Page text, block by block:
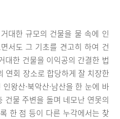
대한 규모의 건물을 물 속에 인
서도 그 기초를 견고히 하여 건
대한 건물을 이익공의 간결한 법
연회 장소로 합당하게 잘 치장한
왕산·북악산·남산을 한 눈에 바
건물 주변을 돌며 네모난 연못의
한 점 등이 다른 누각에서는 찾